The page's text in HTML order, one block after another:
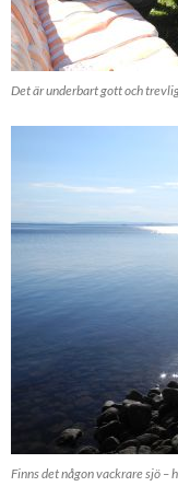
Det är underbart gott och
Finns det någon vackrare sjö –